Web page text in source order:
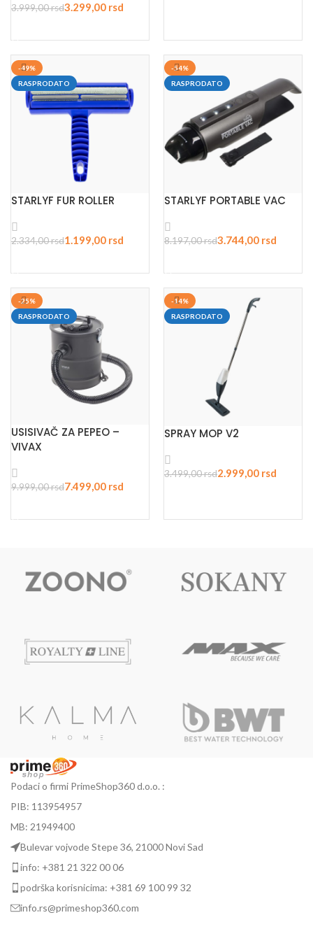
3.999,00rsd3.299,00 rsd
-49%
RASPRODATO
STARLYF FUR ROLLER
2.334,00rsd1.199,00 rsd
-54%
RASPRODATO
STARLYF PORTABLE VAC
8.197,00rsd3.744,00 rsd
-25%
RASPRODATO
USISIVAČ ZA PEPEO –
VIVAX
9.999,00rsd7.499,00 rsd
-14%
RASPRODATO
SPRAY MOP V2
3.499,00rsd2.999,00 rsd
Podaci o firmi PrimeShop360 d.o.o. :
PIB: 113954957
MB: 21949400
Bulevar vojvode Stepe 36, 21000 Novi Sad
info: +381 21 322 00 06
podrška korisnicima: +381 69 100 99 32
info.rs@primeshop360.com